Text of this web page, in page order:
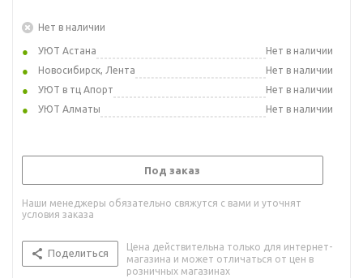
Нет в наличии
УЮТ Астана
Нет в наличии
Новосибирск, Лента
Нет в наличии
УЮТ в тц Апорт
Нет в наличии
УЮТ Алматы
Нет в наличии
Под заказ
Наши менеджеры обязательно свяжутся с вами и уточнят
условия заказа
Поделиться
Цена действительна только для интернет-
магазина и может отличаться от цен в
розничных магазинах